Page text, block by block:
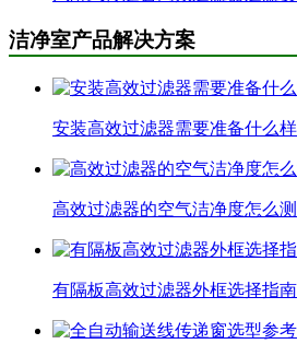
洁净室产品解决方案
安装高效过滤器需要准备什么
高效过滤器的空气洁净度怎么
有隔板高效过滤器外框选择指南